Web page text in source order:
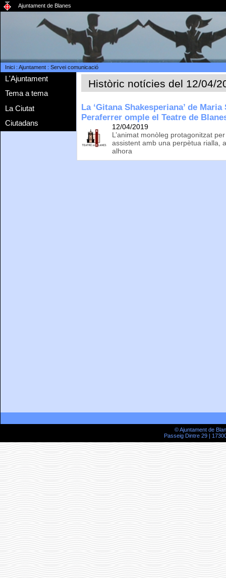
Ajuntament de Blanes
Inici: Ajuntament: Servei comunicació
L'Ajuntament
Tema a tema
La Ciutat
Ciutadans
Històric notícies del 12/04/
La ‘Gitana Shakesperiana’ de
Peraferrer omple el Teatre de
12/04/2019
L’animat monòleg protagonitzat
assistent amb una perpètua rialla,
alhora
© Ajuntament de
Passeig Dintre 29 |